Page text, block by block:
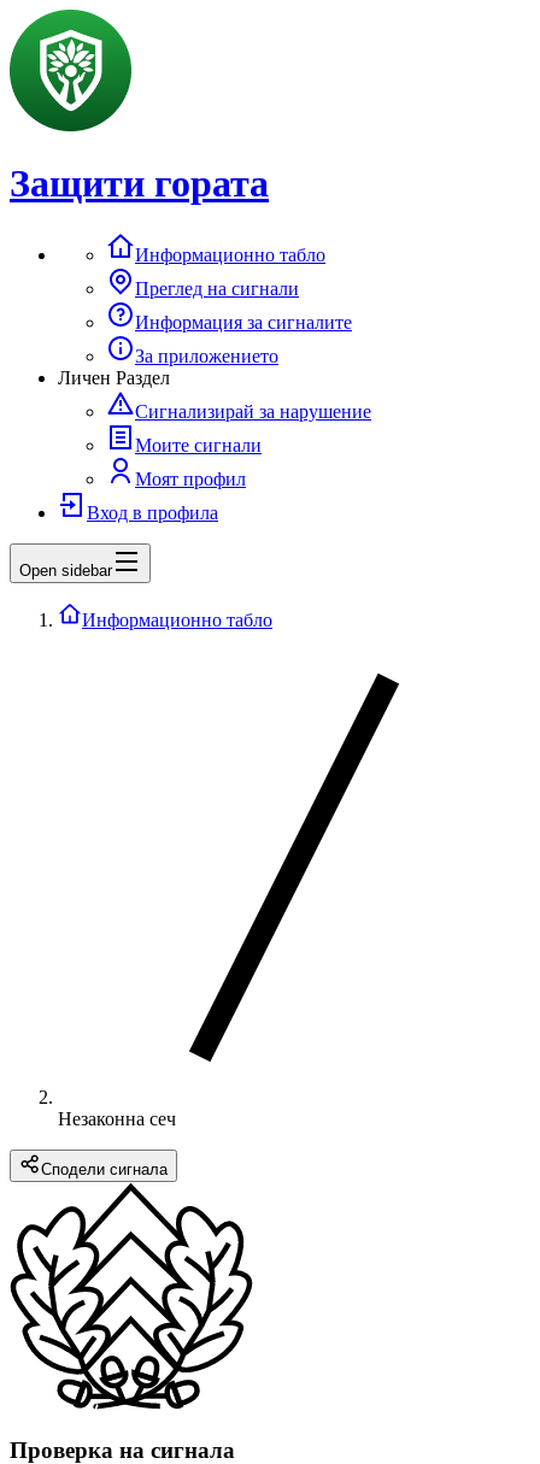
Защити гората
Информационно табло
Преглед на сигнали
Информация за сигналите
За приложението
Личен Раздел
Сигнализирай за нарушение
Моите сигнали
Моят профил
Вход в профила
Open sidebar
Информационно табло
Незаконна сеч
Сподели сигнала
Проверка на сигнала